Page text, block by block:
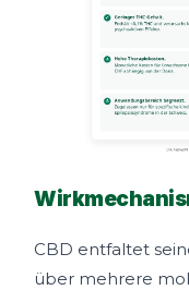
CBD entfaltet
über mehrere